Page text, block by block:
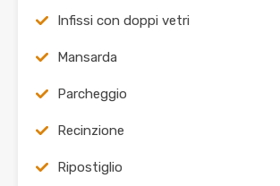
Infissi con doppi vetri
Mansarda
Parcheggio
Recinzione
Ripostiglio